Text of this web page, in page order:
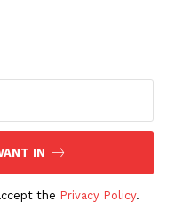
IN
the Privacy Policy.